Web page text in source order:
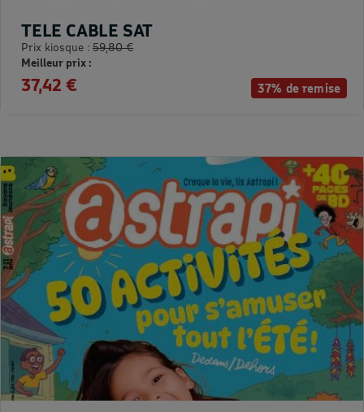
37% de remise
TELE CABLE SAT
Prix kiosque : 59,80 €
Meilleur prix :
37,42 €